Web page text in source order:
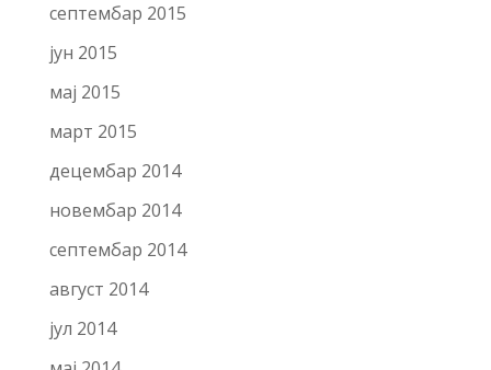
септембар 2015
јун 2015
мај 2015
март 2015
децембар 2014
новембар 2014
септембар 2014
август 2014
јул 2014